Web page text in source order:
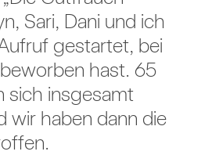
Sari, Dani und ich
gestartet, bei
hast. 65
sich insgesamt
wir haben dann die